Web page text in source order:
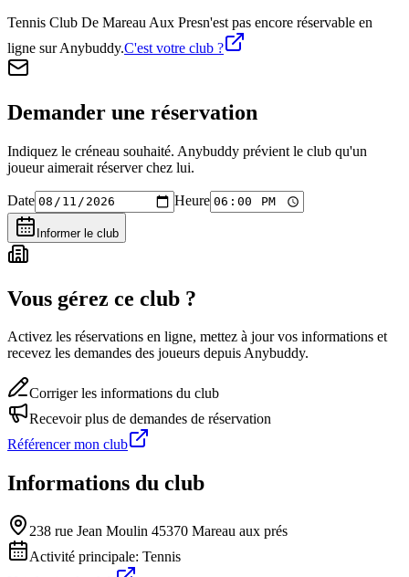
Tennis Club De Mareau Aux Presn'est pas encore réservable en
ligne sur Anybuddy.C'est votre club ?
Demander une réservation
Indiquez le créneau souhaité. Anybuddy prévient le club qu'un
joueur aimerait réserver chez lui.
Date Heure
Informer le club
Vous gérez ce club ?
Activez les réservations en ligne, mettez à jour vos informations et
recevez les demandes des joueurs depuis Anybuddy.
Corriger les informations du club
Recevoir plus de demandes de réservation
Référencer mon club
Informations du club
238 rue Jean Moulin 45370 Mareau aux prés
Activité principale: Tennis